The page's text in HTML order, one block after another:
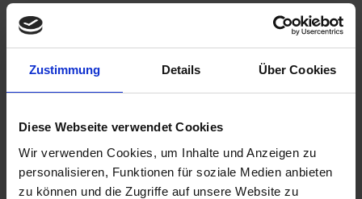
Zustimmung Details Über Cookies
Diese Webseite verwendet Cookies
Wir verwenden Cookies, um Inhalte und Anzeigen zu
personalisieren, Funktionen für soziale Medien anbieten
zu können und die Zugriffe auf unsere Website zu
Please inform me as soon as the product is
available again.
€369.00